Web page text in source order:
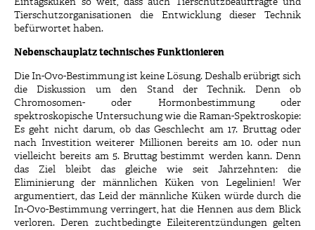
Tierschutzorganisationen die Entwicklung dieser Technik
befürwortet haben.
Nebenschauplatz technisches Funktionieren
Die In-Ovo-Bestimmung ist keine Lösung. Deshalb erübrigt sich
die Diskussion um den Stand der Technik. Denn ob
Chromosomen- oder Hormonbestimmung oder
spektroskopische Untersuchung wie die Raman-Spektroskopie:
Es geht nicht darum, ob das Geschlecht am 17. Bruttag oder
nach Investition weiterer Millionen bereits am 10. oder nun
vielleicht bereits am 5. Bruttag bestimmt werden kann. Denn
das Ziel bleibt das gleiche wie seit Jahrzehnten: die
Eliminierung der männlichen Küken von Legelinien! Wer
argumentiert, das Leid der männliche Küken würde durch die
In-Ovo-Bestimmung verringert, hat die Hennen aus dem Blick
verloren. Deren zuchtbedingte Eileiterentzündungen gelten